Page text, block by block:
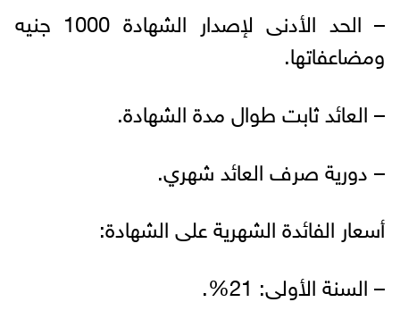
– الحد الأدنى لإصدار الشهادة 1000 جنيه
ومضاعفاتها.
– العائد ثابت طوال مدة الشهادة.
– دورية صرف العائد شهري.
أسعار الفائدة الشهرية على الشهادة:
– السنة الأولى: 21%.